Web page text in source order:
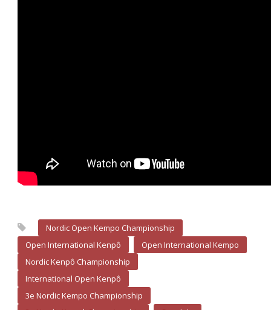
Nordic Open Kempo Championship
Open International Kenpô
Open International Kempo
Nordic Kenpô Championship
International Open Kenpô
3e Nordic Kempo Championship